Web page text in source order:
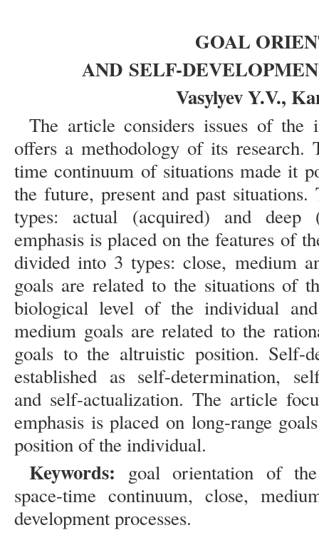
GOAL
AND SELF-
Vasylyev Y.V.,
The article considers issues of the
offers a methodology of its research.
time continuum of situations made it
the future, present and past
types: actual (acquired) and deep
emphasis is placed on the features of
divided into 3 types: close, medium
goals are related to the situations of
biological level of the individual
medium goals are related to the
goals to the altruistic position. Self-
established as self-determination,
and self-actualization. The article
emphasis is placed on long-range
position of the individual.
Keywords: goal orientation of
space-time continuum, close,
development processes.